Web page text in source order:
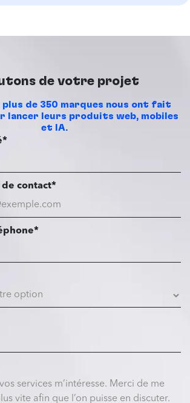
de votre projet
plus de 350 marques nous ont fait
lancer leurs produits web, mobiles
et IA.
contact*